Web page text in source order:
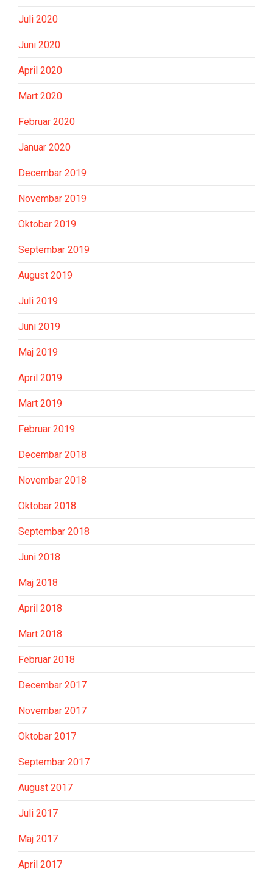
Juli 2020
Juni 2020
April 2020
Mart 2020
Februar 2020
Januar 2020
Decembar 2019
Novembar 2019
Oktobar 2019
Septembar 2019
August 2019
Juli 2019
Juni 2019
Maj 2019
April 2019
Mart 2019
Februar 2019
Decembar 2018
Novembar 2018
Oktobar 2018
Septembar 2018
Juni 2018
Maj 2018
April 2018
Mart 2018
Februar 2018
Decembar 2017
Novembar 2017
Oktobar 2017
Septembar 2017
August 2017
Juli 2017
Maj 2017
April 2017